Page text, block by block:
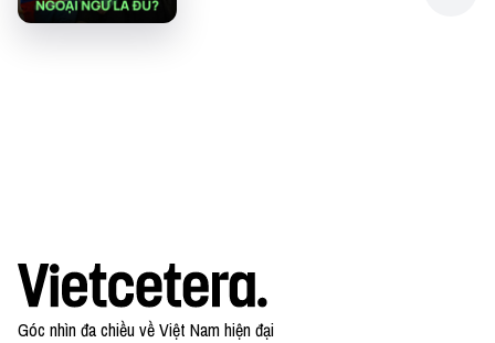
Góc nhìn đa chiều về Việt Nam hiện đại